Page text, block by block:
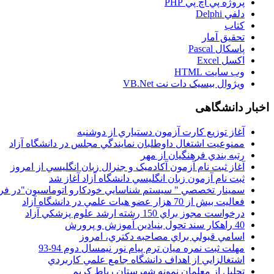
پروژه پي اچ پي PHP
دلفي Delphi
کتاب
تحقيق آمار
پاسکال Pascal
اکسل Excel
وب سايت HTML
ويژوال بيسيک دات نت VB.Net
اخبار دانشگاهی
آغاز توزيع کارت آزمون دستياري از دوشنبه
ممنوعيت اشتغال داوطلبان نمايندگي مجلس در دانشگاه آزاد
رتبه بندي فرهنگيان از مهر
آغاز ثبت نام آزمون آکادميک و جنرال زبان انگليسي از امروز
ثبت نام آزمون زبان انگليسي دانشگاه آزاد آغاز شد
سمينار تخصصي " سيستم شناسايي خودکارو اتوماسيون"در
فعاليت بيش از 70 هزار عضو هيات علمي در دانشگاه آزاد
درخواست مجوز براي 150 رشته ارشد علوم پزشکي آزاد
40 راهکار سند تحول بنيادين آموزش و پرورش
اسامي قبولي براي مصاحبه دکتري، امروز
مهلت ثبت نمره میان ترم پیام نور نیمسال دوم 94-93
اشتغالزايي از اهداف دانشگاه جامع علمي کاربردي
تجليل از معلمان نمونه شهرستان رباط کريم